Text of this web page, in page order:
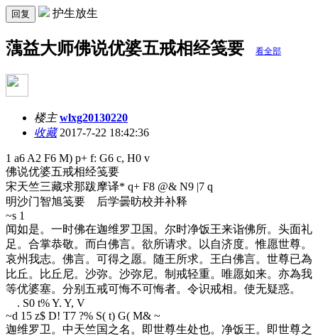
回复 护生放生
蕅益大师佛说优婆五戒相经笺要 看全部
楼主 wlxg20130220
收藏2017-7-22 18:42:36
1 a6 A2 F6 M) p+ f: G6 c, H0 v
佛说优婆五戒相经笺要
宋天竺三藏求那跋摩译* q+ F8 @& N9 |7 q
明沙门智旭笺要 后学曇昉校并补释
~s 1
闻如是。一时佛在迦维罗卫国。尔时净饭王来诣佛所。头面礼
足。合掌恭敬。而白佛言。欲所请求。以自济度。惟愿世尊。
哀州我志。佛言。可得之愿。随王所求。王白佛言。世尊已為
比丘。比丘尼。沙弥。沙弥尼。制戒轻重。唯愿如来。亦為我
等优婆塞。分别五戒可悔不可悔者。令识戒相。使无疑惑。
. S0 t% Y. Y, V
~d 1 5 z$ D! T7 ?% S( t) G( M& ~
迦维罗卫。中天竺国之名。即世尊生处也。净饭王。即世尊之